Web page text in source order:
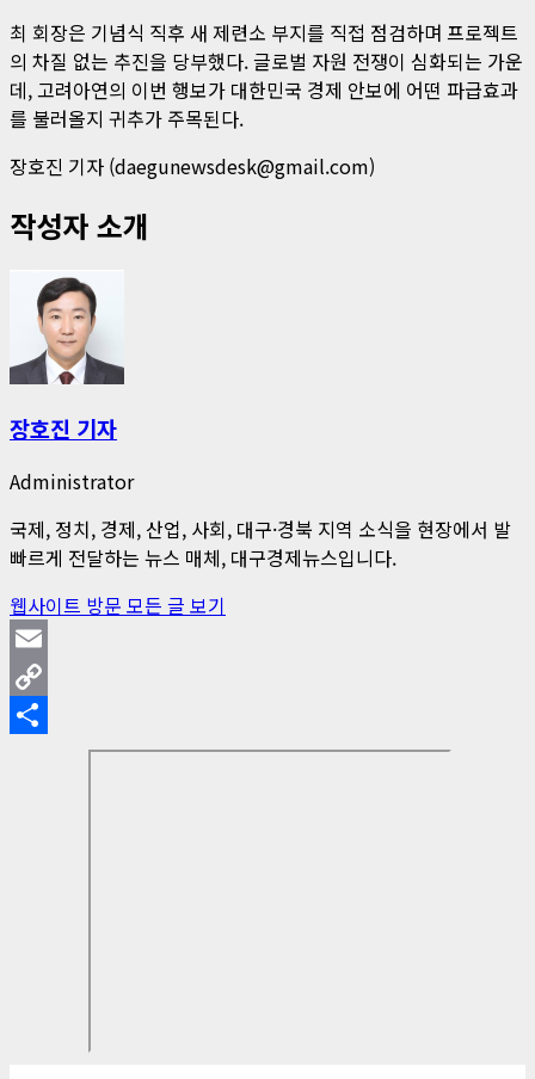
최 회장은 기념식 직후 새 제련소 부지를 직접 점검하며 프로젝트
의 차질 없는 추진을 당부했다. 글로벌 자원 전쟁이 심화되는 가운
데, 고려아연의 이번 행보가 대한민국 경제 안보에 어떤 파급효과
를 불러올지 귀추가 주목된다.
장호진 기자 (daegunewsdesk@gmail.com)
작성자 소개
장호진 기자
Administrator
국제, 정치, 경제, 산업, 사회, 대구·경북 지역 소식을 현장에서 발
빠르게 전달하는 뉴스 매체, 대구경제뉴스입니다.
웹사이트 방문 모든 글 보기
Email
Copy